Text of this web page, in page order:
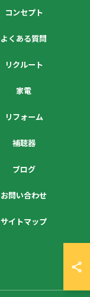
コンセプト
よくある質問
リクルート
家電
リフォーム
補聴器
ブログ
お問い合わせ
サイトマップ